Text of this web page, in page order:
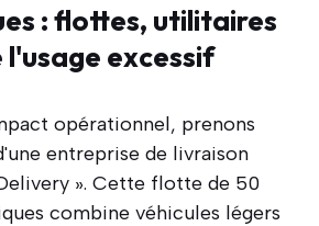
: flottes, utilitaires
excessif
opérationnel, prenons
entreprise de livraison
». Cette flotte de 50
combine véhicules légers